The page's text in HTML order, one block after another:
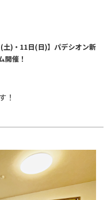
土)・11日(日)】パデシオン新
開催！
！
。
とをうけまして、
日(日)の二週に渡り再